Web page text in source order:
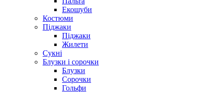
Екошуби
Костюми
Піджаки
Піджаки
Жилети
Сукні
Блузки і сорочки
Блузки
Сорочки
Гольфи